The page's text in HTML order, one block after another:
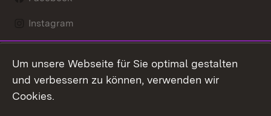
Instagram
Mastodon
Youtube
Um unsere Webseite für Sie optimal gestalten
und verbessern zu können, verwenden wir
Cookies.